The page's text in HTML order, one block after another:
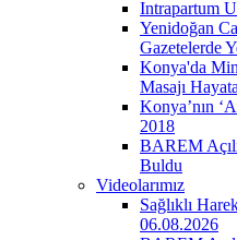
Intrapartum
Yenidoğan
Gazetelerde
Konya'da
Masajı
Konya’nın
2018
BAREM
Buldu
Videolarımız
Sağlıklı
06.08.2026